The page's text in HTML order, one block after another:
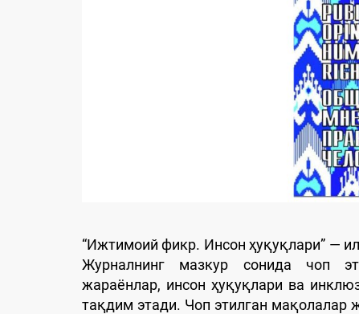
“Ижтимоий фикр. Инсон ҳуқуқлари” —
Журналнинг мазкур сонида чоп
жараёнлар, инсон ҳуқуқлари ва
тақдим этади. Чоп этилган мақолалар